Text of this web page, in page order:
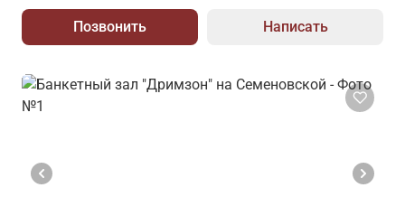
Позвонить Написать